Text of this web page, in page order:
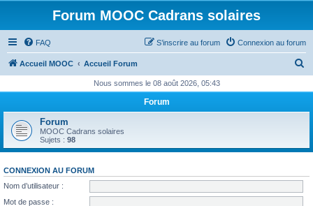
Forum MOOC Cadrans solaires
FAQ Connexion au forum
S’inscrire au forum
Accueil MOOC Accueil Forum
h
r
Nous sommes le 08 août 2026, 05:43
Forum
Forum
MOOC Cadrans solaires
Sujets : 98
CONNEXION AU FORUM
Nom d’utilisateur :
Mot de passe :